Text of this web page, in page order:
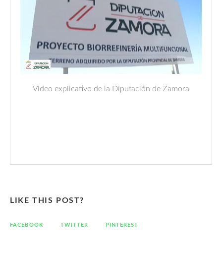
Video explicativo de la Diputación de Zamora
LIKE THIS POST?
FACEBOOK TWITTER PINTEREST